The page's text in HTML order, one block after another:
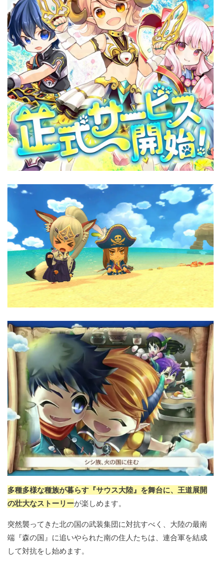
多種多様な種族が暮らす『サウス大陸』を舞台に、王道展開
の壮大なストーリーが楽しめます。
突然襲ってきた北の国の武装集団に対抗すべく、大陸の最南
端『森の国』に追いやられた南の住人たちは、連合軍を結成
して対抗をし始めます。